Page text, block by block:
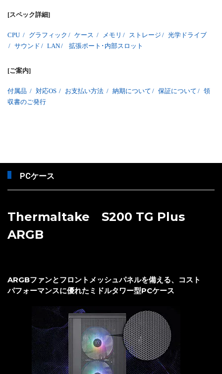
[スペック詳細]
CPU / グラフィック / ケース / メモリ / ストレージ / 光学ドライブ
/ サウンド / LAN/ 拡張ポート･内部スロット
[ご案内]
付属品 / 対応OS / お支払い方法 / 納期について / 保証について / 領
収書のご発行
PCケース
Thermaltake S200 TG Plus
ARGB
ARGBファンとフロントメッシュパネルを備える、コスト
パフォーマンスに優れたミドルタワー型PCケース